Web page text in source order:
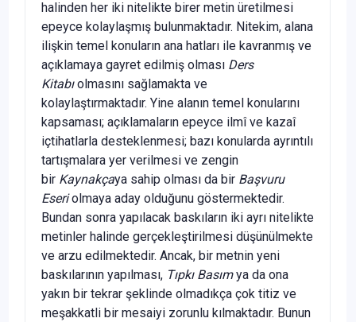
halinden her iki nitelikte birer metin üretilmesi
epeyce kolaylaşmış bulunmaktadır. Nitekim, alana
ilişkin temel konuların ana hatları ile kavranmış ve
açıklamaya gayret edilmiş olması Ders
Kitabıolmasını sağlamakta ve
kolaylaştırmaktadır. Yine alanın temel konularını
kapsaması; açıklamaların epeyce ilmî ve kazaî
içtihatlarla desteklenmesi; bazı konularda ayrıntılı
tartışmalara yer verilmesi ve zengin
bir Kaynakçaya sahip olması da bir Başvuru
Eseriolmaya aday olduğunu göstermektedir.
Bundan sonra yapılacak baskıların iki ayrı nitelikte
metinler halinde gerçekleştirilmesi düşünülmekte
ve arzu edilmektedir. Ancak, bir metnin yeni
baskılarının yapılması, Tıpkı Basımya da ona
yakın bir tekrar şeklinde olmadıkça çok titiz ve
meşakkatli bir mesaiyi zorunlu kılmaktadır. Bunun